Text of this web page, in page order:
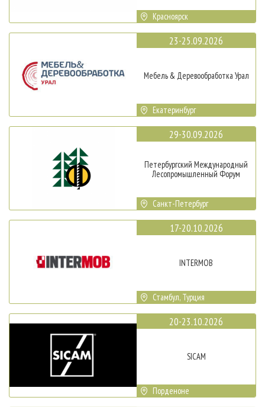
Красноярск
23-25.09.2026
Мебель & Деревообработка Урал
Екатеринбург
29-30.09.2026
Петербургский Международный
Лесопромышленный Форум
Санкт-Петербург
17-20.10.2026
INTERMOB
Стамбул, Турция
20-23.10.2026
SICAM
Порденоне